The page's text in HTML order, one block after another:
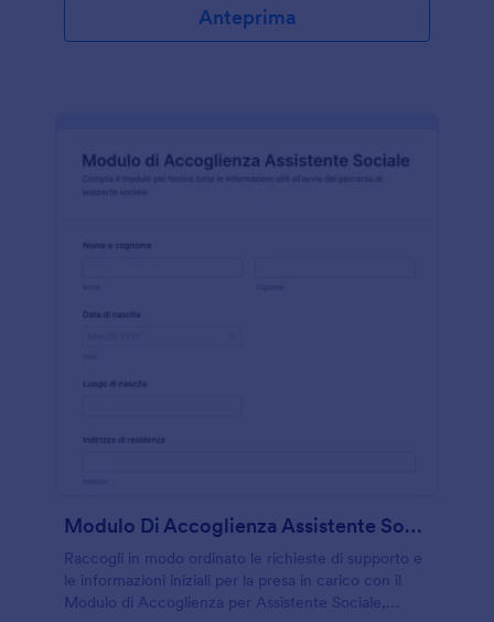
Anteprima
Modulo Di Accoglienza Assistente Sociale
Raccogli in modo ordinato le richieste di supporto e
le informazioni iniziali per la presa in carico con il
Modulo di Accoglienza per Assistente Sociale,